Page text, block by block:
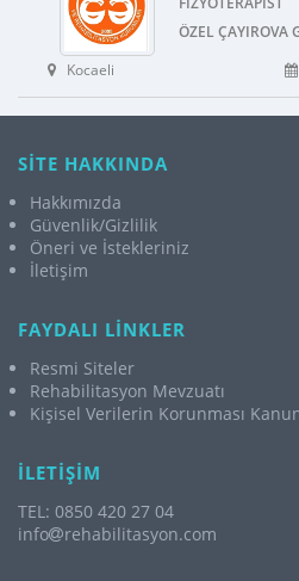
ÖZEL ÇAYIROVA
Kocaeli
SİTE HAKKINDA
Hakkımızda
Güvenlik/Gizlilik
Öneri ve İstekleriniz
İletişim
FAYDALI LİNKLER
Resmi Siteler
Rehabilitasyon Mevzuatı
Kişisel Verilerin Korunması
İLETİŞİM
TEL: 0850 420 27 04
info
rehabilitasyon.com